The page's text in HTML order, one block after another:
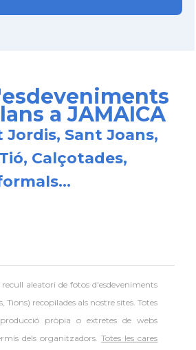
a JAMAICA
Jordis, Sant Joans,
Calçotades,
aleatori defotos d'esdeveniments
Tions) recopilades als nostre sites. Totes
pròpia o extretes de webs
dels organitzadors.Totes les cares